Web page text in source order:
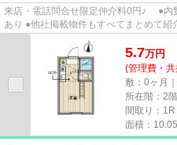
来店・電話問合せ限定仲介料0円♪ ●内
あり ●他社掲載物件もすべてまとめて
5.7万円
(管理費・
敷：0ヶ月
所在階：2階
間取り：1R
面積：